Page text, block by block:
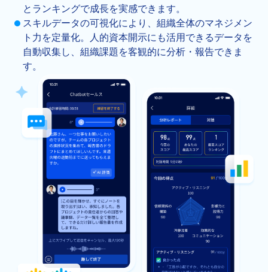
とランキングで成長を実感できます。
スキルデータの可視化により、組織全体のマネジメン
ト力を定量化。人的資本開示にも活用できるデータを
自動収集し、組織課題を客観的に分析・報告できま
す。